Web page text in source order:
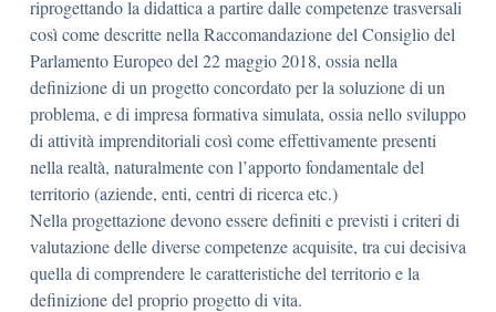
riprogettando la didattica a partire dalle competenze trasversali
così come descritte nella Raccomandazione del Consiglio del
Parlamento Europeo del 22 maggio 2018, ossia nella
definizione di un progetto concordato per la soluzione di un
problema, e di impresa formativa simulata, ossia nello sviluppo
di attività imprenditoriali così come effettivamente presenti
nella realtà, naturalmente con l’apporto fondamentale del
territorio (aziende, enti, centri di ricerca etc.)
Nella progettazione devono essere definiti e previsti i criteri di
valutazione delle diverse competenze acquisite, tra cui decisiva
quella di comprendere le caratteristiche del territorio e la
definizione del proprio progetto di vita.